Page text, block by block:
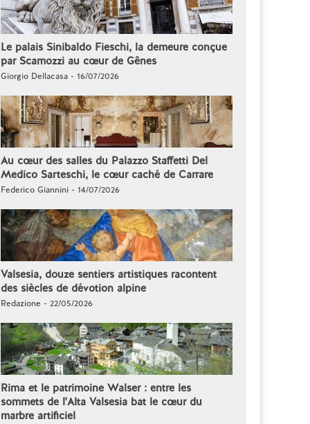
Le palais Sinibaldo Fieschi, la demeure conçue
par Scamozzi au cœur de Gênes
Giorgio Dellacasa - 16/07/2026
Au cœur des salles du Palazzo Staffetti Del
Medico Sarteschi, le cœur caché de Carrare
Federico Giannini - 14/07/2026
Valsesia, douze sentiers artistiques racontent
des siècles de dévotion alpine
Redazione - 22/05/2026
Rima et le patrimoine Walser : entre les
sommets de l'Alta Valsesia bat le cœur du
marbre artificiel